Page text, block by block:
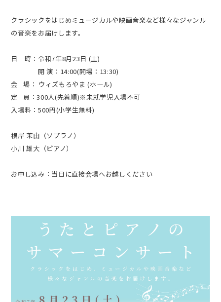
クラシックをはじめミュージカルや映画音楽など様々なジャンル
の音楽をお届けします。
日 時：令和7年8月23日 (土)
開 演：14:00(開場：13:30)
会場： ウィズもろやま (ホール)
定
員：300人(先着順)※未就学児入場不可
入場料：500円(小学生無料)
根岸 茉由（ソプラノ）
小川 雄大（ピアノ）
お申し込み：当日に直接会場へお越しください